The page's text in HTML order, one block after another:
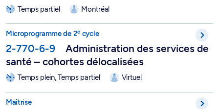
Temps partiel Montréal
e cycle en administration des services
Microprogramme de 2e cycle
2-770-6-9
Administration des services de
santé – cohortes délocalisées
Temps plein, Temps partiel Virtuel
Maîtrise en administration des services de santé, option
Maîtrise